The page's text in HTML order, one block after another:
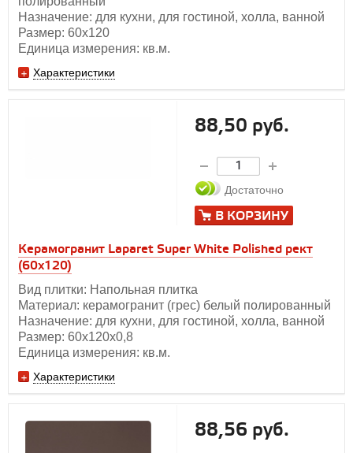
Назначение: для кухни, для гостиной, холла, ванной
Размер: 60х120
Единица измерения: кв.м.
Характеристики
Керамогранит Laparet Super White Polished рект
(60х120)
Вид плитки: Напольная плитка
Материал: керамогранит (грес) белый полированный
Назначение: для кухни, для гостиной, холла, ванной
Размер: 60x120x0,8
Единица измерения: кв.м.
Характеристики
88,50 руб.
Достаточно
В КОРЗИНУ
88,56 руб.